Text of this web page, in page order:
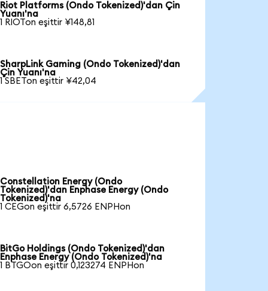
Riot Platforms (Ondo Tokenized)'dan Çin
Yuanı'na
1 RIOTon eşittir ¥148,81
SharpLink Gaming (Ondo Tokenized)'dan
Çin Yuanı'na
1 SBETon eşittir ¥42,04
Constellation Energy (Ondo
Tokenized)'dan Enphase Energy (Ondo
Tokenized)'na
1 CEGon eşittir 6,5726 ENPHon
BitGo Holdings (Ondo Tokenized)'dan
Enphase Energy (Ondo Tokenized)'na
1 BTGOon eşittir 0,123274 ENPHon